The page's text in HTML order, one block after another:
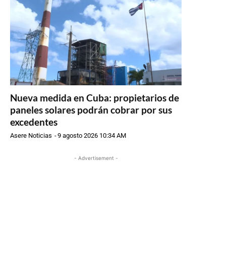
Nueva medida en Cuba: propietarios de
paneles solares podrán cobrar por sus
excedentes
Asere Noticias -9 agosto 2026 10:34 AM
- Advertisement -